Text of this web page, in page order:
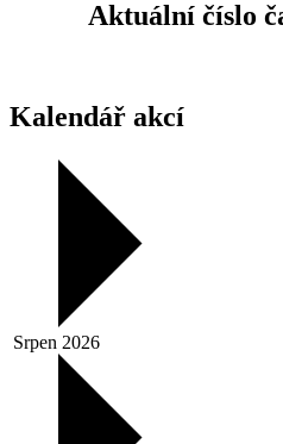
Aktuální číslo
Kalendář akcí
Srpen 2026